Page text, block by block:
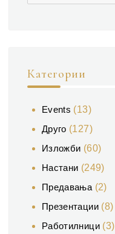
Категории
Events (13)
Друго (127)
Изложби (60)
Настани (249)
Предавања (2)
Презентации(8)
Работилници(3)